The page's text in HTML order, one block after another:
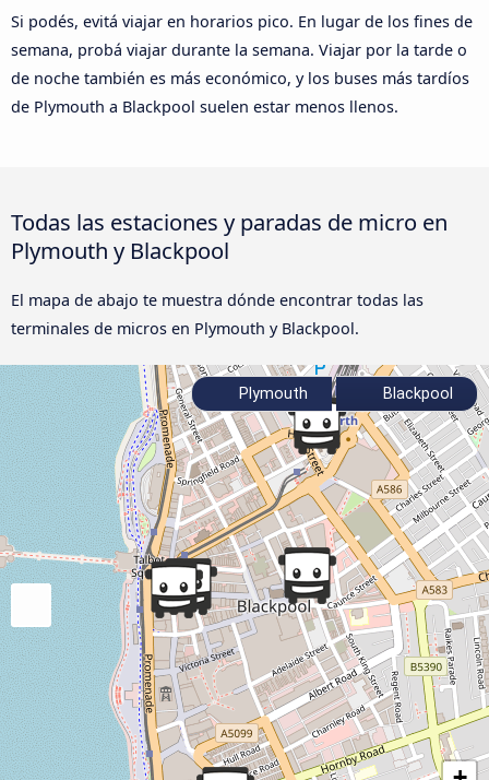
Si podés, evitá viajar en horarios pico. En lugar de los fines de
semana, probá viajar durante la semana. Viajar por la tarde o
de noche también es más económico, y los buses más tardíos
de Plymouth a Blackpool suelen estar menos llenos.
Todas las estaciones y paradas de micro en
Plymouth y Blackpool
El mapa de abajo te muestra dónde encontrar todas las
terminales de micros en Plymouth y Blackpool.
Plymouth Blackpool